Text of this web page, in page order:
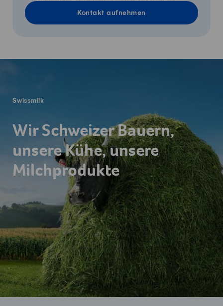
Kontakt aufnehmen
Swissmilk
Wir Schweizer Bauern,
unsere Kühe, unsere
Milchprodukte